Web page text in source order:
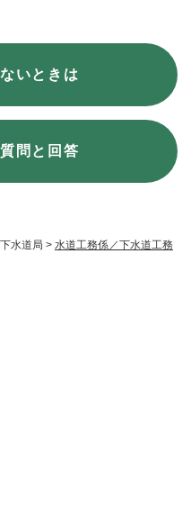
水道局 > 水道工務係／下水道工務
いときは
問と回答